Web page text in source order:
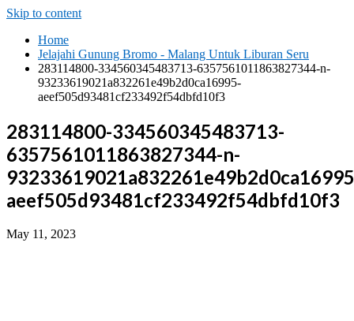
Skip to content
Home
Jelajahi Gunung Bromo - Malang Untuk Liburan Seru
283114800-334560345483713-6357561011863827344-n-
93233619021a832261e49b2d0ca16995-
aeef505d93481cf233492f54dbfd10f3
283114800-334560345483713-
6357561011863827344-n-
aeef505d93481cf233492f54dbfd10f3
May 11, 2023